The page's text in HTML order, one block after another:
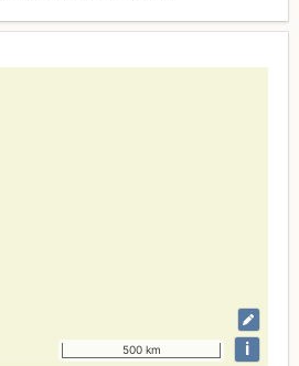
500 km i